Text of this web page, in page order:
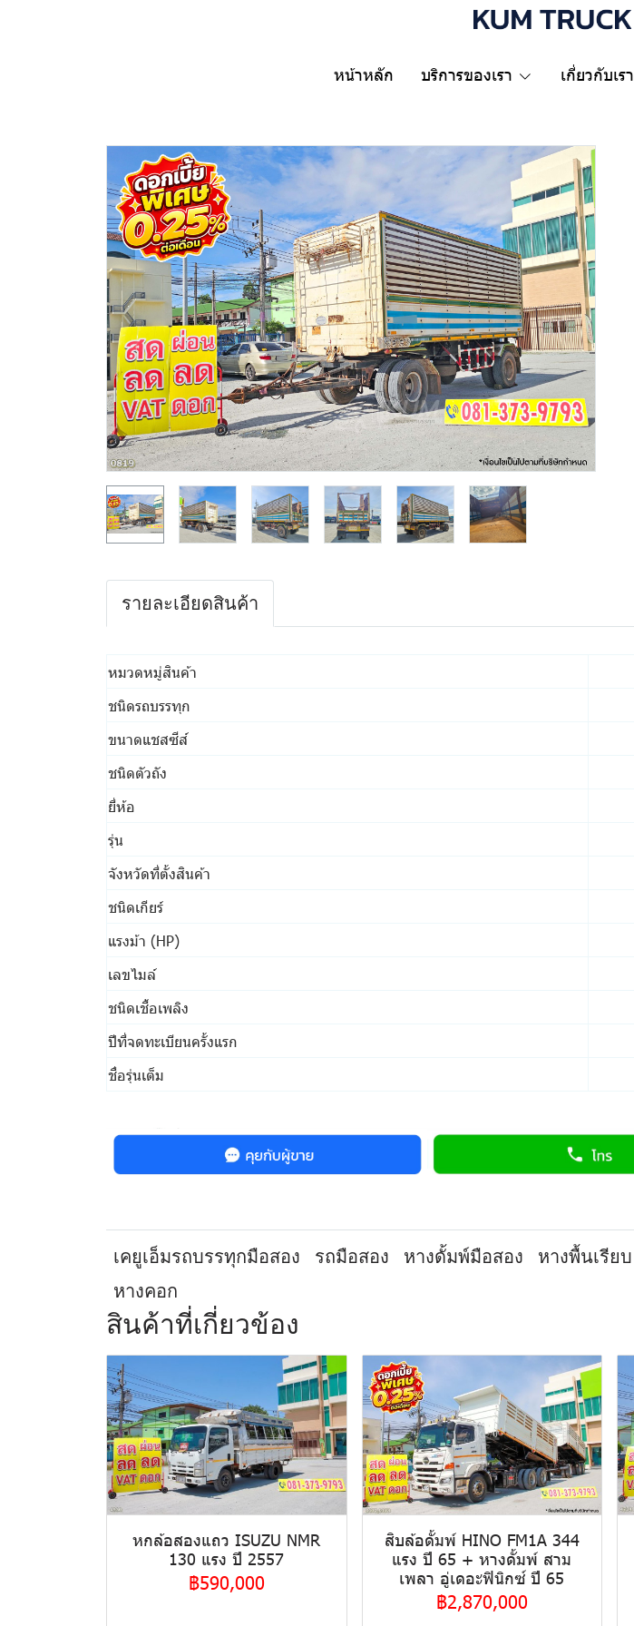
หน้าหลัก บริการของเรา เกี่ยวกับเรา
รายละเอียดสินค้า
หมวดหมู่สินค้า
ชนิดรถบรรทุก
ขนาดแชสซีส์
ชนิดตัวถัง
ยี่ห้อ
รุ่น
จังหวัดที่ตั้งสินค้า
ชนิดเกียร์
แรงม้า (HP)
เลขไมล์
ชนิดเชื้อเพลิง
ปีที่จดทะเบียนครั้งแรก
ชื่อรุ่นเต็ม
เคยูเอ็มรถบรรทุกมือสอง รถมือสอง หางดั้มพ์มือสอง หางพื้นเรียบ
หางคอก
สินค้าที่เกี่ยวข้อง
หกล้อสองแถว ISUZU NMR
130 แรง ปี 2557
฿590,000
สิบล้อดั้มพ์ HINO FM1A 344
แรง ปี 65 + หางดั้มพ์ สาม
เพลา อู่เดอะฟินิกซ์ ปี 65
฿2,870,000